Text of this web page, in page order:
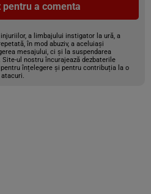
pentru a comenta
a limbajului instigator la ură, a
în mod abuziv, a aceluiași
mesajului, ci și la suspendarea
ul nostru încurajează dezbaterile
înțelegere și pentru contribuția la o